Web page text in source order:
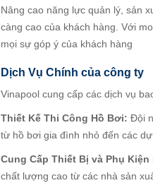
Nâng cao năng lực quản lý, sản
càng cao của khách hàng. Với
mọi sự góp ý của khách hàng
Dịch Vụ Chính của công ty
Vinapool cung cấp các dịch vụ
Thiết Kế Thi Công Hồ Bơi: Đội
từ hồ bơi gia đình nhỏ đến các
Cung Cấp Thiết Bị và Phụ
chất lượng cao từ các nhà sản